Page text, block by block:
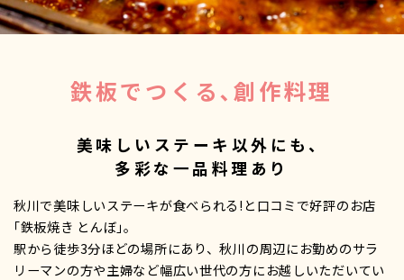
鉄板でつくる､創作料理
美味しいステーキ以外にも、
多彩な一品料理あり
秋川で美味しいステーキが食べられる!と口コミで好評のお店
｢鉄板焼き とんぼ｣｡
駅から徒歩3分ほどの場所にあり、秋川の周辺にお勤めのサラ
リーマンの方や主婦など幅広い世代の方にお越しいただいてい